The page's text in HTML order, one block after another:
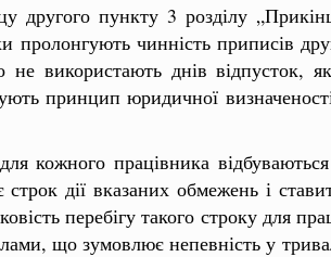
пункту 3 розділу
пролонгують чинність приписів
використають днів відпусток,
принцип юридичної
кожного працівника
дії вказаних обмежень і
перебігу такого строку для
що зумовлює непевність у